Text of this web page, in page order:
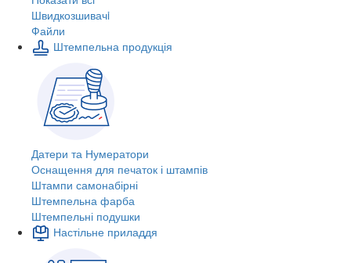
Швидкозшивачi
Файли
Штемпельна продукція
Датери та Нумератори
Оснащення для печаток і штампів
Штампи самонабірні
Штемпельна фарба
Штемпельні подушки
Настільне приладдя